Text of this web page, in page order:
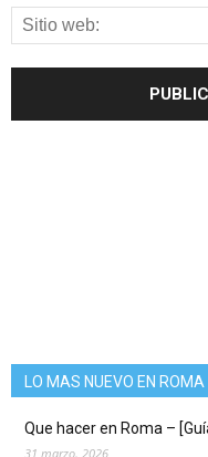
LO MAS NUEVO EN ROMA
Que hacer en Roma –
31 marzo, 2026